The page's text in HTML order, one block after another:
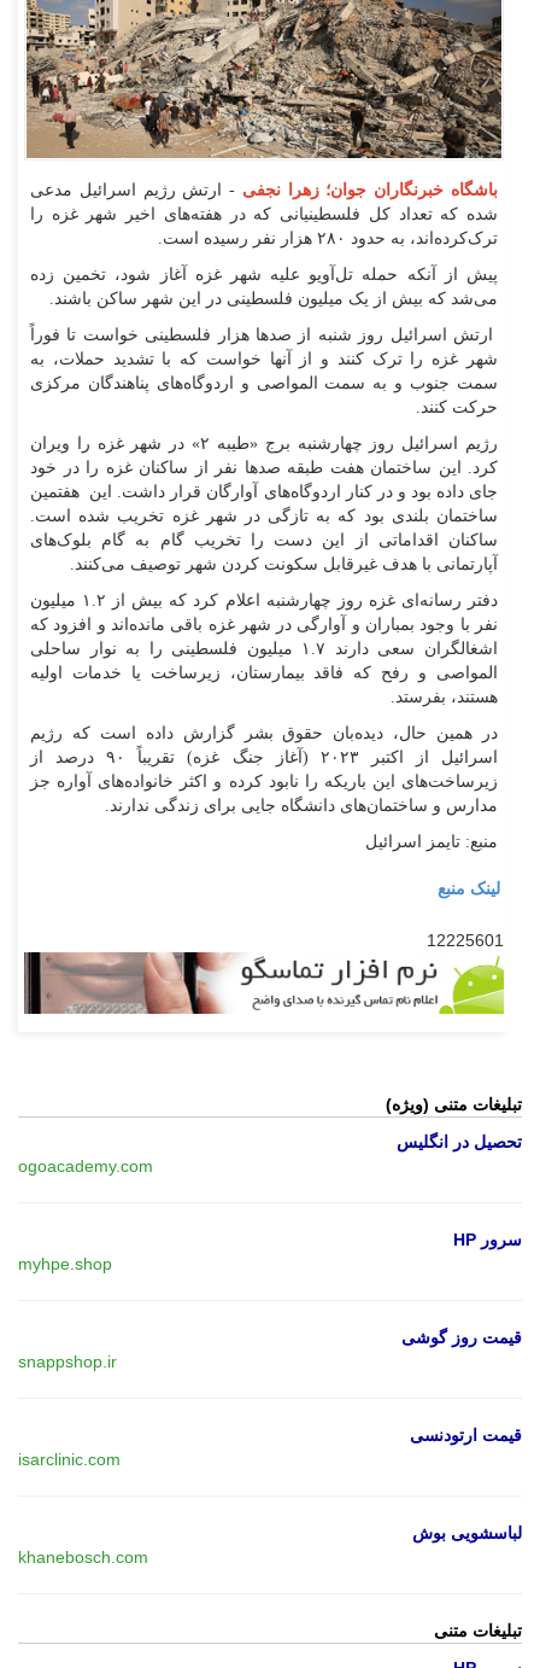
باشگاه خبرنگاران جوان؛ زهرا نجفی - ارتش رژیم اسرائیل مدعی
شده که تعداد کل فلسطینیانی که در هفته‌های اخیر شهر غزه را
ترک‌کرده‌اند، به حدود ۲۸۰ هزار نفر رسیده است.
پیش از آنکه حمله تل‌آویو علیه شهر غزه آغاز شود، تخمین زده
می‌شد که بیش از یک میلیون فلسطینی در این شهر ساکن باشند.
ارتش اسرائیل روز شنبه از صد‌ها هزار فلسطینی خواست تا فوراً
شهر غزه را ترک کنند و از آنها خواست که با تشدید حملات، به
سمت جنوب و به سمت المواصی و اردوگاه‌های پناهندگان مرکزی
حرکت کنند.
رژیم اسرائیل روز چهارشنبه برج «طیبه ۲» در شهر غزه را ویران
کرد. این ساختمان هفت طبقه صد‌ها نفر از ساکنان غزه را در خود
جای داده بود و در کنار اردوگاه‌های آوارگان قرار داشت. این هفتمین
ساختمان بلندی بود که به تازگی در شهر غزه تخریب شده است.
ساکنان اقداماتی از این دست را تخریب گام به گام بلوک‌های
آپارتمانی با هدف غیرقابل سکونت کردن شهر توصیف می‌کنند.
دفتر رسانه‌ای غزه روز چهارشنبه اعلام کرد که بیش از ۱.۲ میلیون
نفر با وجود بمباران و آوارگی در شهر غزه باقی مانده‌اند و افزود که
اشغالگران سعی دارند ۱.۷ میلیون فلسطینی را به نوار ساحلی
المواصی و رفح که فاقد بیمارستان، زیرساخت یا خدمات اولیه
هستند، بفرستد.
در همین حال، دیده‌بان حقوق بشر گزارش داده است که رژیم
اسرائیل از اکتبر ۲۰۲۳ (آغاز جنگ غزه) تقریباً ۹۰ درصد از
زیرساخت‌های این باریکه را نابود کرده و اکثر خانواده‌های آواره جز
مدارس و ساختمان‌های دانشگاه جایی برای زندگی ندارند.
منبع: تایمز اسرائیل
لینک منبع
12225601
تبلیغات متنی (ویژه)
تحصیل در انگلیس
ogoacademy.com
سرور HP
myhpe.shop
قیمت روز گوشی
snappshop.ir
قیمت ارتودنسی
isarclinic.com
لباسشویی بوش
khanebosch.com
تبلیغات متنی